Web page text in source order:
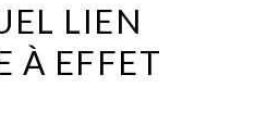
LIEN
À EFFET